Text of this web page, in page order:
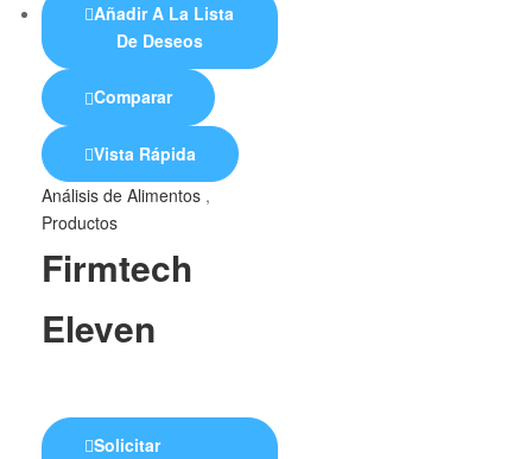
Añadir A La Lista
De Deseos
Comparar
Vista Rápida
Análisis de Alimentos,
Productos
Firmtech
Eleven
Solicitar